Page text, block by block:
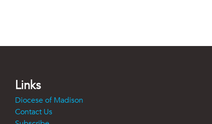
Links
Diocese of Madison
Contact Us